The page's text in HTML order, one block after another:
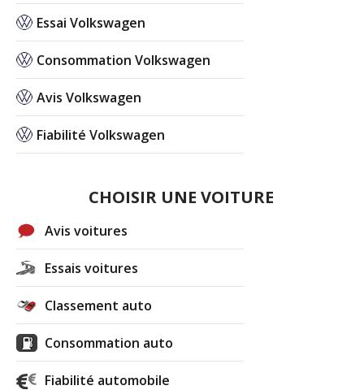
Essai Volkswagen
Consommation Volkswagen
Avis Volkswagen
Fiabilité Volkswagen
CHOISIR UNE VOITURE
Avis voitures
Essais voitures
Classement auto
Consommation auto
Fiabilité automobile